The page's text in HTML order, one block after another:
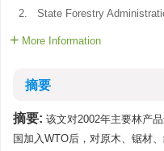
2.
State Forestry
More Information
摘要
摘要: 该文对2002年主要林产
国加入WTO后，对原木、锯材